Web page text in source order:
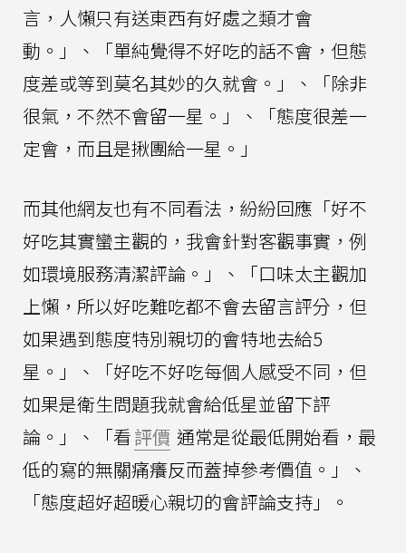
言，人懶只有送東西有好處之類才會
動。」、「單純覺得不好吃的話不會，但態
度差或等到莫名其妙的久就會。」、「除非
很氣，不然不會留一星。」、「態度很差一
定會，而且是揪團給一星。」
而其他網友也有不同看法，紛紛回應「好不
好吃其實蠻主觀的，我會針對客觀事實，例
如環境服務清潔評論。」、「口味太主觀加
上懶，所以好吃難吃都不會去留言評分，但
如果遇到態度特別親切的會特地去給5
星。」、「好吃不好吃每個人感受不同，但
如果是衛生問題我就會給低星並留下評
論。」、「看評價 通常是從最低開始看，最
低的寫的無關痛癢反而蓋掉參考價值。」、
「態度超好超暖心親切的會評論支持」。